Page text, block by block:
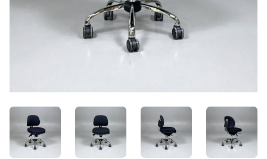
Q3bM_yLh5REA.jpegywmTiZ7Ch6yW.jpegDoutc_HmEFUZ.jpeg